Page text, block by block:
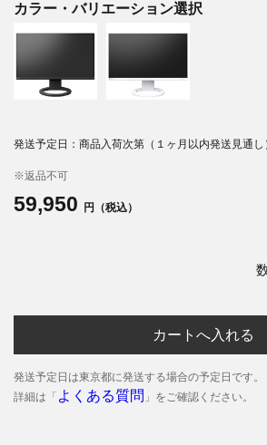
カラー・バリエーション選択
発送予定日：商品入荷次第（１ヶ月以内発送見通し
※返品不可
59,950 円（税込）
カートへ入れる
発送予定日は東京都に発送する場合の予定日です。
詳細は「 よくある質問 」をご確認ください。